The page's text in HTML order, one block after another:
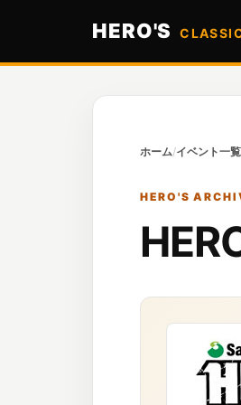
HERO'S
ホーム/イベント一覧
HERO'S